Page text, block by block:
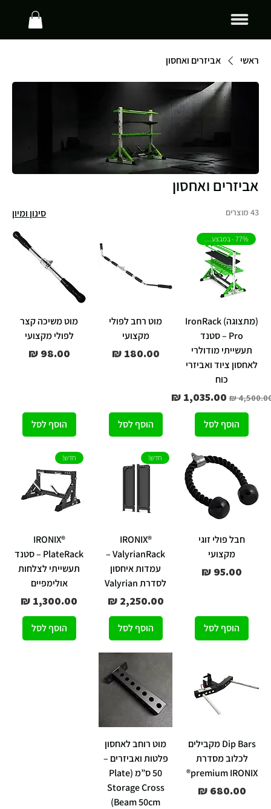
ראשי אביזרים ואחסון
אביזרים ואחסון
43 מוצרים סינון ומיון
(מתצוגה) IronRack
Pro – סטנד
תעשייתי מודולרי
לאחסון ציוד ואביזרי
כוח
רגיל מחיר מבצע
הוסף לסל
מוט רחב לפולי
מקצועי
מחיר
הוסף לסל
מוט משיכה קצר
לפולי מקצועי
מחיר
הוסף לסל
חבל פולי זוגי
מקצועי
מחיר
הוסף לסל
חדש!
IRONIX®
ValyrianRack –
עמדות איחסון
לסדרת Valyrian
מחיר
הוסף לסל
חדש!
IRONIX®
PlateRack – סטנד
תעשייתי לצלחות
אולימפיים
מחיר
הוסף לסל
Dip Bars מקבילים
לכלוב מסדרת
premium IRONIX®
מחיר
מוט רוחב לאחסון
פלטות ואביזרים –
50 ס”מ (Plate
Storage Cross
Beam 50cm)